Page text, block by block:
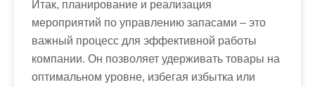
Итак, планирование и реализация
мероприятий по управлению запасами – это
важный процесс для эффективной работы
компании. Он позволяет удерживать товары на
оптимальном уровне, избегая избытка или